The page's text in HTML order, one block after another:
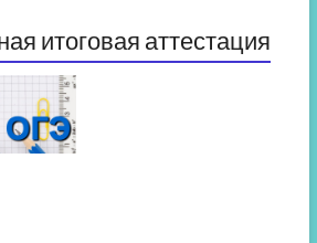
итоговая аттестация